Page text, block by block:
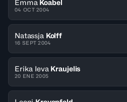
Emma Koabel
04 OCT 2004
Natassja Kolff
16 SEPT 2004
Erika Ieva Kraujelis
20 ENE 2005